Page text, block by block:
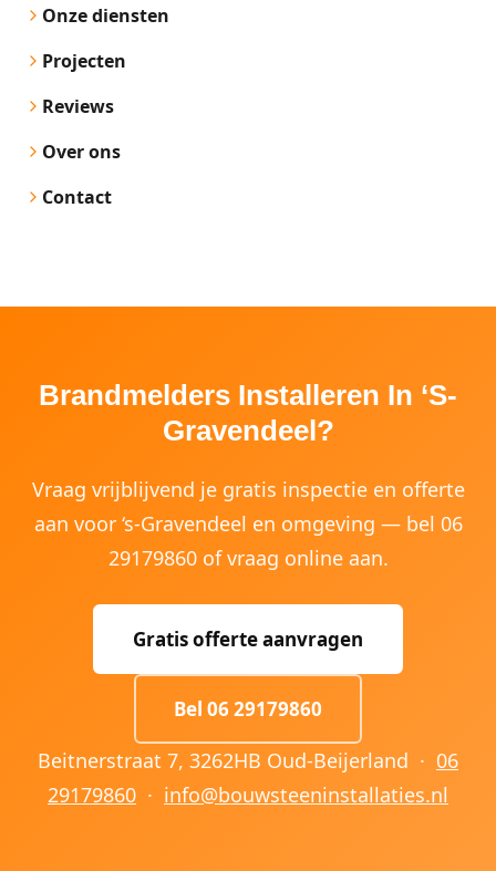
Onze diensten
Projecten
Reviews
Over ons
Contact
Brandmelders Installeren In ‘s-
Gravendeel?
Vraag vrijblijvend je gratis inspectie en offerte
aan voor ‘s-Gravendeel en omgeving — bel 06
29179860 of vraag online aan.
Gratis offerte aanvragen
Bel 06 29179860
Beitnerstraat 7, 3262HB Oud-Beijerland · 06
29179860 · info@bouwsteeninstallaties.nl